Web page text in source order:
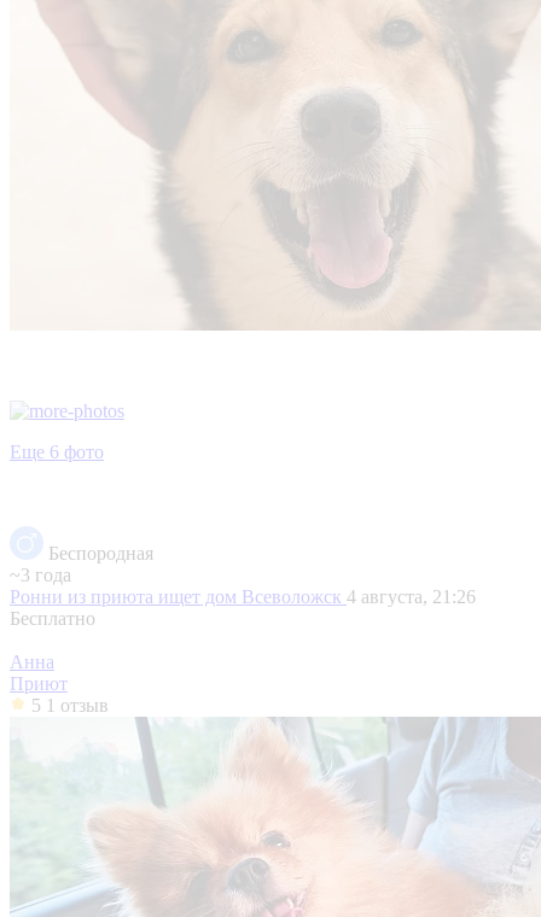
Еще 6 фото
Беспородная
~3 года
Ронни из приюта ищет дом Всеволожск 4 августа, 21:26
Бесплатно
Анна
Приют
5 1 отзыв